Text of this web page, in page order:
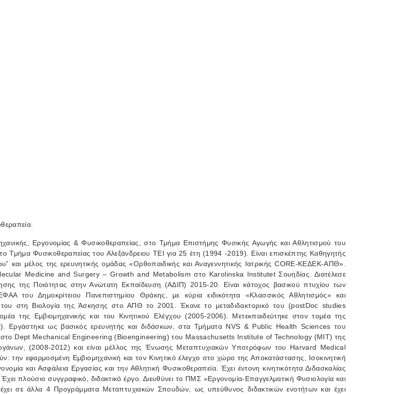
Εργονομίας & Φυσικοθεραπείας, στο Τμήμα Επιστήμης Φυσικής Αγωγής και Αθλητισμού του
Φυσικοθεραπείας του Αλεξάνδρειου ΤΕΙ για 25 έτη (1994 -2019). Είναι επισκέπτης Καθηγητής
και μέλος της ερευνητικής ομάδας «Ορθοπαιδικής και Αναγεννητικής Ιατρικής CORE-ΚΕΔΕΚ-ΑΠΘ».
Medicine and Surgery – Growth and Metabolism στο Karolinska Institutet Σουηδίας. Διατέλεσε
της Ποιότητας στην Ανώτατη Εκπαίδευση (ΑΔΙΠ) 2015-20. Είναι κάτοχος βασικού πτυχίου των
του Δημοκρίτειου Πανεπιστημίου Θράκης, με κύρια ειδικότητα «Κλασσικός Αθλητισμός» και
στη Βιολογία της Άσκησης στο ΑΠΘ το 2001. Έκανε το μεταδιδακτορικό του (postDoc studies
της Εμβιομηχανικής και του Κινητικού Ελέγχου (2005-2006). Μετεκπαιδεύτηκε στον τομέα της
ως βασικός ερευνητής και διδάσκων, στα Τμήματα NVS & Public Health Sciences του
Dept Mechanical Engineering (Bioengineering) του Massachusetts Institute of Technology (ΜΙΤ) της
(2008-2012) και είναι μέλλος της Ένωσης Μεταπτυχιακών Υποτρόφων του Harvard Medical
την εφαρμοσμένη Εμβιομηχανική και τον Κινητικό έλεγχο στο χώρο της Αποκατάστασης, Ισοκινητική
και Ασφάλεια Εργασίας και την Αθλητική Φυσικοθεραπεία. Έχει έντονη κινητικότητα Διδασκαλίας
πλούσιο συγγραφικό, διδακτικό έργο. Διευθύνει το ΠΜΣ «Εργονομία-Επαγγελματική Φυσιολογία και
σε άλλα 4 Προγράμματα Μεταπτυχιακών Σπουδών, ως υπεύθυνος διδακτικών ενοτήτων και έχει